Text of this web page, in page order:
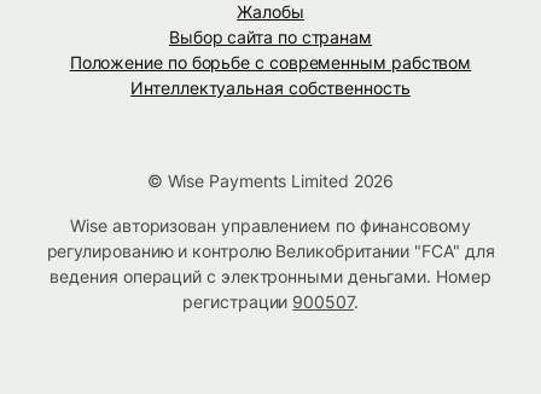
Жалобы
Выбор сайта по странам
Положение по борьбе с современным рабством
Интеллектуальная собственность
© Wise Payments Limited 2026
Wise авторизован управлением по финансовому
регулированию и контролю Великобритании "FCA" для
ведения операций с электронными деньгами. Номер
регистрации 900507.